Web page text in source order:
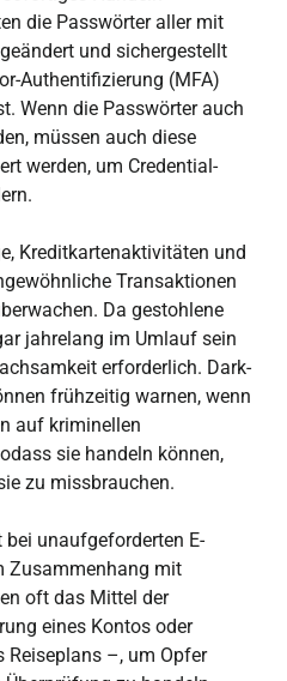
die Passwörter aller mit
und sichergestellt
Authentifizierung (MFA)
Wenn die Passwörter auch
müssen auch diese
werden, um Credential-
Kreditkartenaktivitäten und
Transaktionen
Da gestohlene
jahrelang im Umlauf sein
erforderlich. Dark-
frühzeitig warnen, wenn
auf kriminellen
sie handeln können,
zu missbrauchen.
unaufgeforderten E-
Zusammenhang mit
oft das Mittel der
eines Kontos oder
Reiseplans –, um Opfer